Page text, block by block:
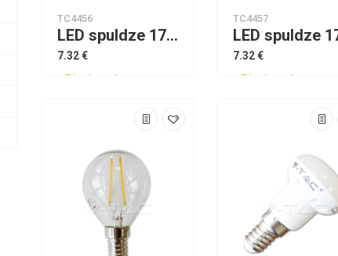
TC4456
LED spuldze 17W A65 Е27 Thermoplastic 2700K VTAC
7.32 €
Pieejams!
TC4457
7.32 €
Pieejams!